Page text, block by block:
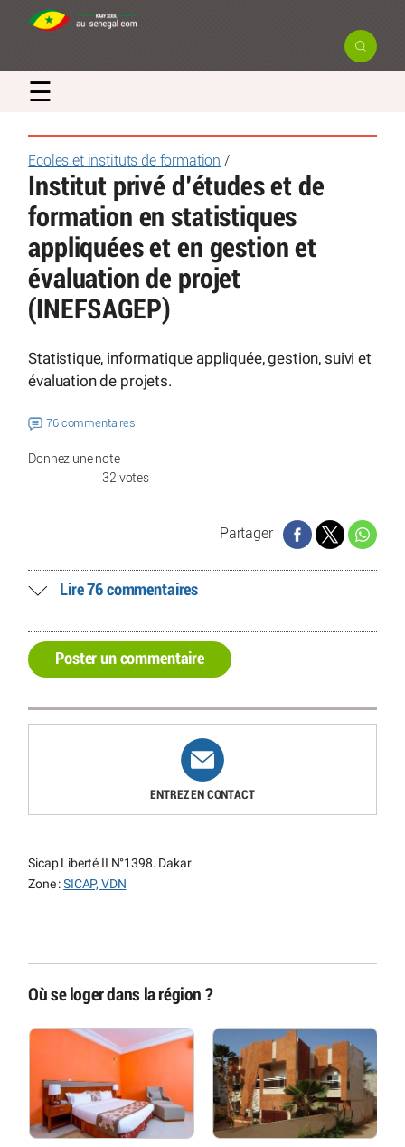
☰
Ecoles et instituts de formation /
Institut privé d’études et de
formation en statistiques
appliquées et en gestion et
évaluation de projet
(INEFSAGEP)
Statistique, informatique appliquée, gestion, suivi et
évaluation de projets.
76 commentaires
Donnez une note
32 votes
Partager
Lire 76 commentaires
Poster un commentaire
ENTREZ EN CONTACT
Sicap Liberté II N°1398. Dakar
Zone :SICAP, VDN
Où se loger dans la région ?